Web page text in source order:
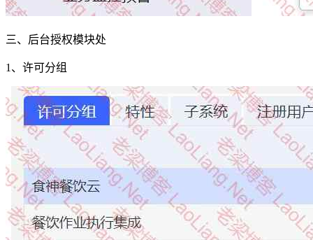
三、后台授权模块处
1、许可分组